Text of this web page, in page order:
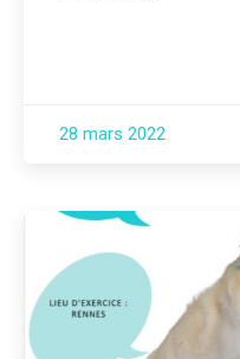
28 mars 2022